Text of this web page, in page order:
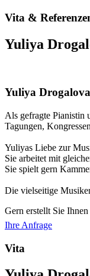
Vita &
Yuliya
Yuliya Drogalova
Als gefragte Pianistin
Tagungen,
Yuliyas Liebe zur
Sie arbeitet mit
Sie spielt gern
Die vielseitige
Gern erstellt Sie
Ihre Anfrage
Vita